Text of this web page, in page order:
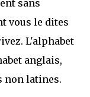
sans
vous le dites
L'alphabet
anglais,
non latines.